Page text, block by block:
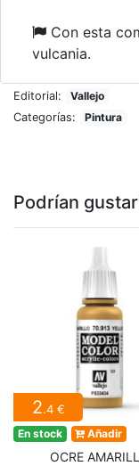
Con esta
vulcania.
Editorial:
Vallejo
Categorías:
Pintura
Podrían
2.4 €
En stock Añadir
OCRE